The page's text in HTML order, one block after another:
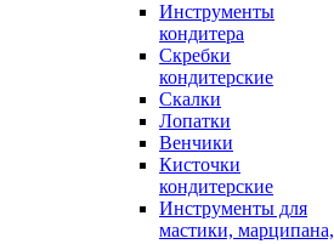
Инструменты
кондитера
Скребки
кондитерские
Скалки
Лопатки
Венчики
Кисточки
кондитерские
Инструменты для
мастики, марципана,